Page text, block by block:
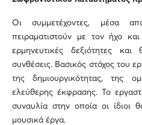
Οι συμμετέχοντες, μέσα
πειραματιστούν με τον ήχο
ερμηνευτικές δεξιότητες
συνθέσεις. Βασικός στόχος του
της δημιουργικότητας, της
ελεύθερης έκφρασης. Το
συναυλία στην οποία οι ίδιοι
μουσικά έργα.